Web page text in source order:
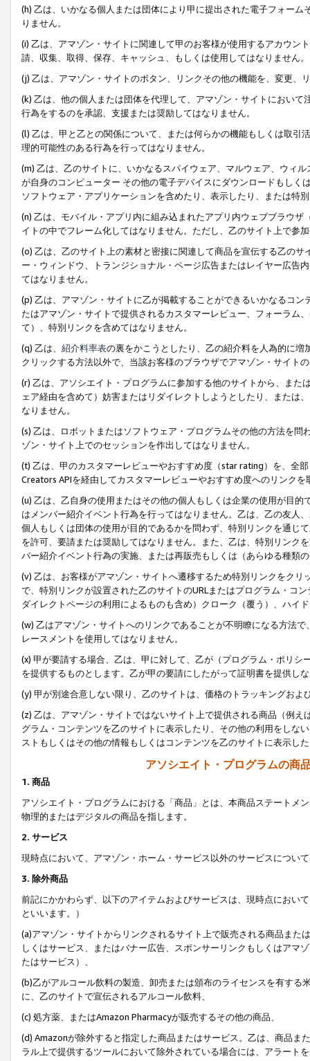
(h) 乙は、いかなる個人または団体により甲に提出された電子フォー
りません。
(i) 乙は、アマゾン・サイトに関連して甲のお客様が使用するアカウン
請、収集、取得、保存、キャッシュ、もしくは使用してはなりません。
(j) 乙は、アマゾン・サイトのボタン、リンクその他の機能を、変更、
(k) 乙は、他の個人または団体を代理して、アマゾン・サイトにおい
行為をするのを承認、支援または奨励してはなりません。
(l) 乙は、甲と乙との関係について、または何らかの機能もしくは取
理的可能性のある行為を行ってはなりません。
(m) 乙は、乙のサイトに、いかなるスパイウェア、マルウェア、ウィ
が自身のコンピューター その他の電子デバイスにダウンロードもし
ソフトウェア・アプリケーションを含めたり、表示したり、または特
(n) 乙は、モバイル・アプリ内に組み込まれたアプリ内ウェブブラウ
イトの中でフレーム化してはなりません。ただし、乙のサイト上で参
(o) 乙は、乙のサイト上の素材と密接に関連して商品を宣伝する乙の
ー・ウィンドウ、トランジショナル・ページ広告またはレイヤー広告
てはなりません。
(p) 乙は、アマゾン・サイトに乙が掲載することができるいかなるコ
たはアマゾン・サイトで提供されるカスタマーレビュー、フォーラム
て）、特別リンクを含めてはなりません。
(q) 乙は、 紹介料率表の裏をかこうとしたり、乙の紹介料を人為的に
クリックする方法以外で、当該お客様のブラウザでアマゾン・サイト
(r) 乙は、アソシエイト・プログラムに参加する他のサイトから、ま
ェア経由を含めて）妨害またはリダイレクトしようとしたり、または
なりません。
(s) 乙は、ロボットまたはソフトウェア・プログラムその他の方法を
ゾン・サイト上でのセッションを作出してはなりません。
(t) 乙は、甲のカスタマーレビューやおすすめ度（star rating）を、全
Creators APIを経由してカスタマーレビューやおすすめ度へのリンクを
(u) 乙は、乙自身の使用またはその他の個人もしくは企業の使用が目
はメンバー紹介イベント行為を行ってはなりません。乙は、乙の友人
個人もしくは団体の使用が目的であるかを問わず、特別リンクを通じ
を許可、要請または奨励してはなりません。また、乙は、特別リンク
バー紹介イベント行為の実施、または再販売もしくは（あらゆる種類
(v) 乙は、お客様がアマゾン・サイトへ遷移するため特別リンクをク
で、特別リンクが設置された乙のサイトのURLまたはプログラム・コ
ダイレクトページの利用によるものも含め）クローク（覆う）、ハイ
(w) 乙はアマゾン・サイトへのリンクであることが不明瞭になる方法
レースメントを使用してはなりません。
(x) 甲が要請する場合、乙は、甲に対して、乙が（プログラム・ポリ
を提供するものとします。乙が甲の要請にしたがって証明書を提供し
(y) 甲が別途合意しない限り、乙のサイトは、価格のトラッキングお
(z) 乙は、アマゾン・サイトではないサイト上で提供される商品（例
グラム・コンテンツを乙のサイトに表示したり、その他の利用をしな
ストもしくはその他の情報もしくはコンテンツを乙のサイトに表示し
アソシエイト・プログラムの商
1. 商品
アソシエイト・プログラムにおける「商品」とは、本商品ステートメ
物理的またはデジタルの商品を指します。
2. サービス
現時点において、アマゾン・ホーム・サービス以外のサービスについ
3. 除外商品
前記にかかわらず、以下のアイテムおよびサービスは、現時点におい
といいます。）
(a)アマゾン・サイトからリンクされるサイト上で販売される商品ま
しくはサービス、またはバナー広告、スポンサーリンクもしくはアマ
たはサービス）、
(b)乙がアルコール飲料の製造、卸売または頒布のライセンスを有す
に、乙のサイトで宣伝されるアルコール飲料、
(c) 処方薬、またはAmazon Pharmacyが販売するその他の商品、
(d) Amazonが除外すると指定した商品またはサービス。乙は、商品ま
ラル上で提供するツールにおいて除外されている場合には、アラート